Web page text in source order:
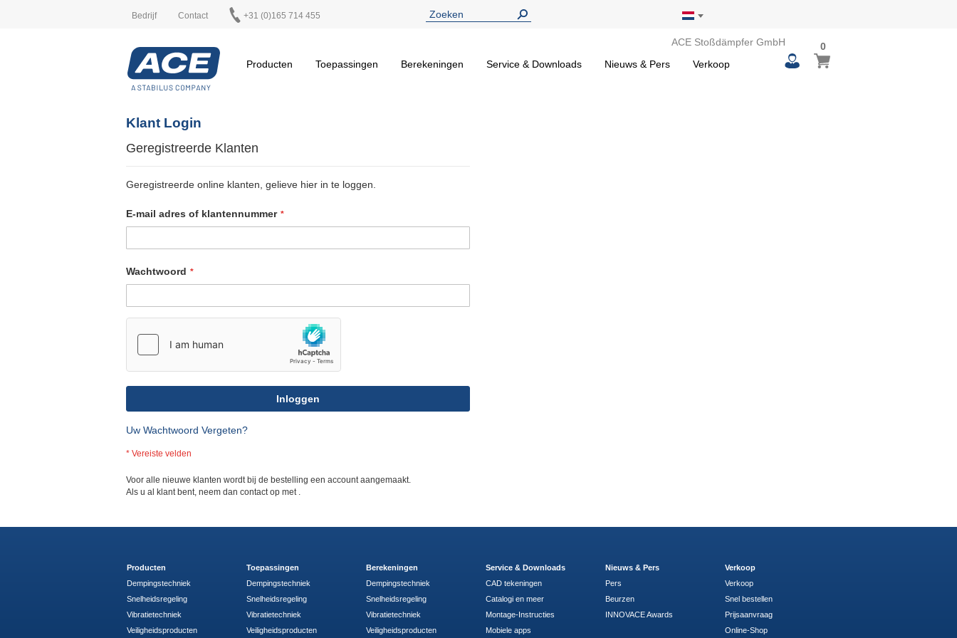
Bedrijf Contact +31 (0)165 714 455
ACE Stoßdämpfer GmbH
Producten
Toepassingen Berekeningen Service & Downloads Nieuws & Pers Verkoop
Winkelwagen
00
items
Klant Login
Geregistreerde Klanten
Geregistreerde online klanten, gelieve hier in te loggen.
E-mail adres of klantennummer
Wachtwoord
Inloggen
Uw Wachtwoord Vergeten?
Voor alle nieuwe klanten wordt bij de bestelling een account aangemaakt.
Als u al klant bent, neem dan contact op met .
Producten
Dempingstechniek
Snelheidsregeling
Vibratietechniek
Veiligheidsproducten
Toepassingen
Dempingstechniek
Snelheidsregeling
Vibratietechniek
Veiligheidsproducten
Berekeningen
Dempingstechniek
Snelheidsregeling
Vibratietechniek
Veiligheidsproducten
Service & Downloads
CAD tekeningen
Catalogi en meer
Montage-Instructies
Mobiele apps
Nieuws & Pers
Pers
Beurzen
INNOVACE Awards
Verkoop
Verkoop
Snel bestellen
Prijsaanvraag
Online-Shop